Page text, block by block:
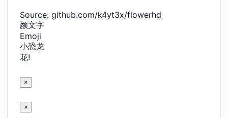
Source: github.com/k4yt3x/flowerhd
颜文字
Emoji
小恐龙
花!
×
×